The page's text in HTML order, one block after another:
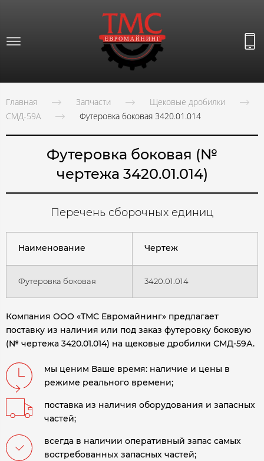
Главная Запчасти
Щековые дробилки
СМД-59А
Футеровка боковая 3420.01.014
Футеровка боковая (№
чертежа 3420.01.014)
Перечень сборочных единиц
Наименование Чертеж
Футеровка боковая 3420.01.014
Компания ООО «ТМС Евромайнинг» предлагает
поставку из наличия или под заказ футеровку боковую
(№ чертежа 3420.01.014) на щековые дробилки СМД-59А.
мы ценим Ваше время: наличие и цены в
режиме реального времени;
поставка из наличия оборудования и запасных
частей;
всегда в наличии оперативный запас самых
востребованных запасных частей;